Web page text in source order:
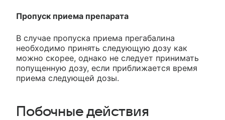
Пропуск приема препарата
В случае пропуска приема прегабалина
необходимо принять следующую дозу как
можно скорее, однако не следует принимать
попущенную дозу, если приближается время
приема следующей дозы.
Побочные действия